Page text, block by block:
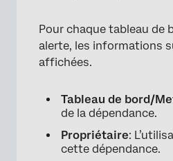
Pour chaque tableau de
alerte, les informations
affichées.
Tableau de bord/
de la dépendance.
Propriétaire:
cette dépendance.